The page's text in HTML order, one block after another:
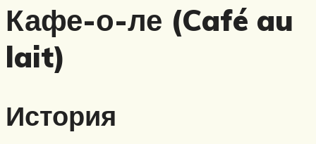
Кафе-о-ле (Café au
lait)
История